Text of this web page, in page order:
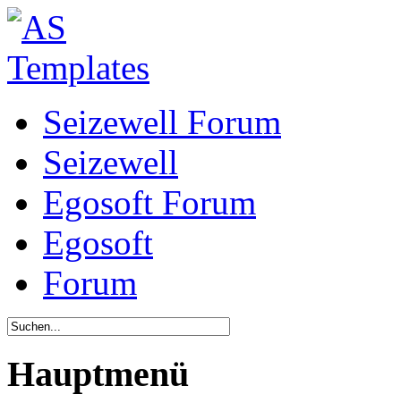
Seizewell Forum
Seizewell
Egosoft Forum
Egosoft
Forum
Hauptmenü